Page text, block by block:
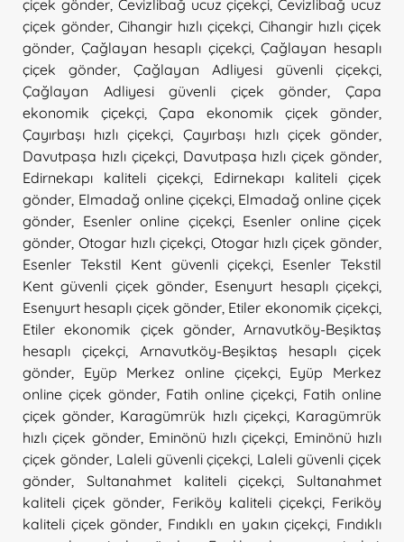
çiçek gönder, Cevizlibağ ucuz çiçekçi ,Cevizlibağ ucuz
çiçek gönder Cihangir hızlı çiçekçi Cihangir hızlı çiçek
gönder Çağlayan hesaplı çiçekçi,Çağlayan hesaplı
çiçek gönder
Çağlayan Adliyesi güvenli çiçekçi
Çağlayan Adliyesi güvenli çiçek gönder ,Çapa
ekonomik çiçekçi
Çapa ekonomik çiçek gönder
Çayırbaşı hızlı çiçekçi
Çayırbaşı hızlı çiçek gönder
Davutpaşa hızlı çiçekçi, Davutpaşa hızlı çiçek gönder
Edirnekapı kaliteli çiçekçi
Edirnekapı kaliteli çiçek
gönder Elmadağ online çiçekçi, Elmadağ online çiçek
gönder
Esenler online çiçekçi, Esenler online çiçek
gönder ,Otogar hızlı çiçekçi Otogar hızlı çiçek gönder
Esenler Tekstil Kent güvenli çiçekçi, Esenler Tekstil
Kent güvenli çiçek gönder Esenyurt hesaplı çiçekçi
Esenyurt hesaplı çiçek gönder Etiler ekonomik çiçekçi
Etiler ekonomik çiçek gönder, Arnavutköy-Beşiktaş
hesaplı çiçekçi, Arnavutköy-Beşiktaş hesaplı çiçek
gönder
Eyüp Merkez online çiçekçi, Eyüp Merkez
online çiçek gönder Fatih online çiçekçi Fatih online
çiçek gönder Karagümrük hızlı çiçekçi, Karagümrük
hızlı çiçek gönder, Eminönü hızlı çiçekçi Eminönü hızlı
çiçek gönder, Laleli güvenli çiçekçi Laleli güvenli çiçek
gönder
Sultanahmet kaliteli çiçekçi
Sultanahmet
kaliteli çiçek gönder
Feriköy kaliteli çiçekçi, Feriköy
kaliteli çiçek gönder Fındıklı en yakın çiçekçi Fındıklı